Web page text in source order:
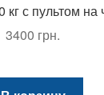
с пультом на
3400 грн.